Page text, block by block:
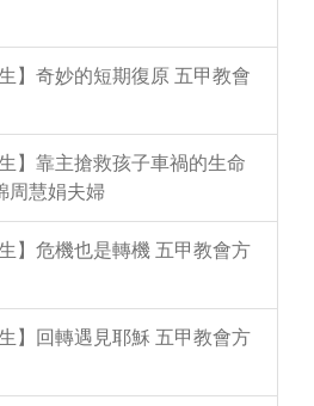
】奇妙的短期復原 五甲教會
】靠主搶救孩子車禍的生命
周慧娟夫婦
】危機也是轉機 五甲教會方
】回轉遇見耶穌 五甲教會方